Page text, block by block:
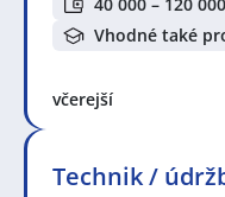
Vhodné také
včerejší
Technik /